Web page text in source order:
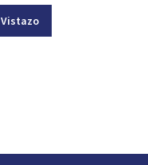
Vistazo